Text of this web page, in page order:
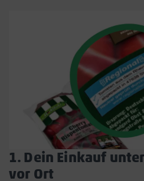
1. Dein Einkauf
vor Ort